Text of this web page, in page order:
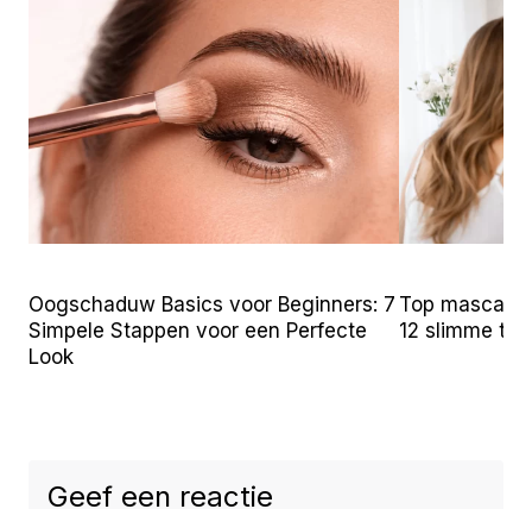
Oogschaduw Basics voor Beginners: 7
Simpele Stappen voor een Perfecte
Look
Top
12 slimme
Geef een reactie